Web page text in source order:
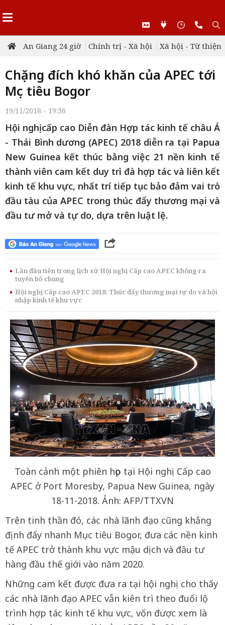
An Giang 24 giờ Chính trị - Xã hội Xã hội - Từ thiện
Chặng đích khó khăn của APEC tới
Mục tiêu Bogor
19/11/2018 - 19:36
Hội nghị cấp cao Diễn đàn Hợp tác kinh tế châu Á
- Thái Bình dương (APEC) 2018 diễn ra tại Papua
New Guinea kết thúc bằng việc 21 nền kinh tế
thành viên cam kết duy trì đà hợp tác và liên kết
kinh tế khu vực, nhất trí tiếp tục bảo đảm vai trò
đầu tàu của APEC trong thúc đẩy thương mại và
đầu tư mở và tự do, dựa trên luật lệ.
Lần đầu tiên trong lịch sử Hội nghị Cấp cao APEC không ra
tuyên bố chung
Hội nghị Cấp cao APEC 2018: Thúc đẩy thương mại tự do và hội
nhập kinh tế khu vực
Toàn cảnh một phiên họp tại Hội nghị Cấp cao
APEC ở Port Moresby, Papua New Guinea, ngày
18-11-2018. Ảnh: AFP/TTXVN
Trên tinh thần đó, các nhà lãnh đạo cũng khẳng
định đẩy nhanh Mục tiêu Bogor, đưa các nền kinh
tế APEC trở thành khu vực mậu dịch và đầu tư
hàng đầu thế giới vào năm 2020.
Những cam kết được đưa ra tại hội nghị cho thấy
các nhà lãnh đạo APEC vẫn kiên trì theo đuổi lộ
trình hợp tác kinh tế khu vực, vốn được xem là